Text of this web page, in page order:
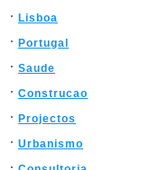
Lisboa
Portugal
Saude
Construcao
Projectos
Urbanismo